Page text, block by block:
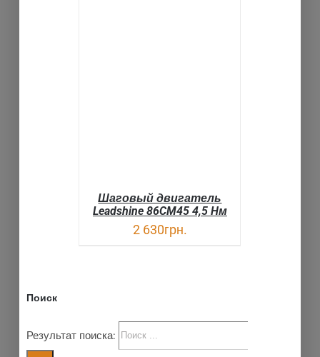
Шаговый двигатель
Leadshine 86CM45 4,5 Hм
2 630грн.
Поиск
Результат поиска: